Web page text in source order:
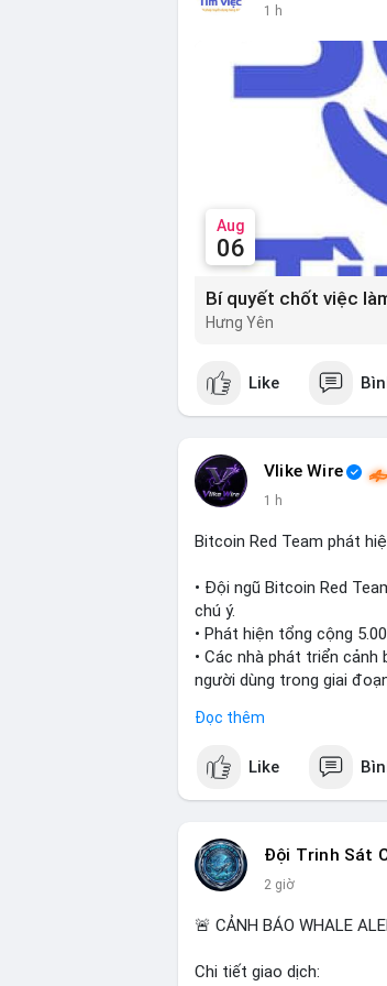
Đánh giá & Khuyến nghị
nhưng tâm lý yếu. Nhà
đoạn này. Chiến lược
thể được xem xét khi thị
và dòng tiền Stablecoin
#tvldefi
📰 Nguồn: Cointelegraph
1 h
Aug
06
Hưng Yên
Like
Vlike Wire
1 h
Bitcoin Red Team phát
• Đội ngũ Bitcoin Red
chú ý.
• Phát hiện tổng cộng
• Các nhà phát triển
người dùng trong giai
#bitcoin #cryptosecurity
$btc
📰 Nguồn: Cointelegraph
Đọc thêm
Like
Đội Trinh Sát
2 giờ
🚨 CẢNH BÁO WHALE
Chi tiết giao dịch: